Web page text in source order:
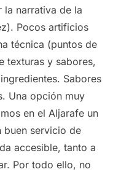
la narrativa de la
Pocos artificios
técnica (puntos de
texturas y sabores,
Sabores
Una opción muy
en el Aljarafe un
buen servicio de
accesible, tanto a
Por todo ello, no